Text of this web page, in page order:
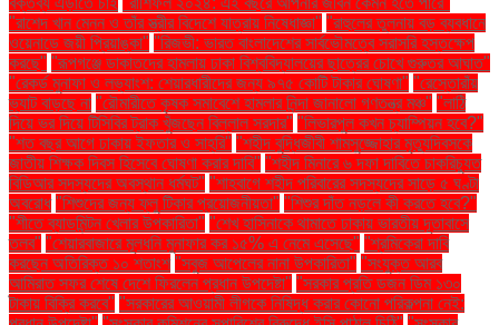
"রাশেদ খান মেনন ও তাঁর স্ত্রীর বিদেশে যাত্রায় নিষেধাজ্ঞা" "রাহুলের তুলনায় বড় ব্যবধানে
ওয়েনাডে জয়ী প্রিয়াঙ্কা" "রিজভী: ভারত বাংলাদেশের সার্বভৌমত্বে সরাসরি হস্তক্ষেপ
করছে" "রূপগঞ্জে ডাকাতদের হামলায় ঢাকা বিশ্ববিদ্যালয়ের ছাত্রের চোখে গুরুতর আঘাত"
"রেকর্ড মুনাফা ও লভ্যাংশ: শেয়ারধারীদের জন্য ৯৭৫ কোটি টাকার ঘোষণা" "রেস্তোরাঁয়
ভ্যাট বাড়ছে না "রৌমারীতে কৃষক সমাবেশে হামলার নিন্দা জানালো গণতন্ত্র মঞ্চ" "লাঠি
দিয়ে ভর দিয়ে টিসিবির ট্রাক খুঁজছেন বিল্লাল সরদার" "লিভারপুল কখন চ্যাম্পিয়ন হবে?"
"শত বছর আগে ঢাকায় ইফতার ও সাহ্‌রি" "শহীদ বুদ্ধিজীবী শামসুজ্জোহার মৃত্যুদিবসকে
জাতীয় শিক্ষক দিবস হিসেবে ঘোষণা করার দাবি" "শহীদ মিনারে ৬ দফা দাবিতে চাকরিচ্যুত
বিডিআর সদস্যদের অবস্থান ধর্মঘট" "শাহবাগে শহীদ পরিবারের সদস্যদের সাড়ে ৫ ঘণ্টা
অবরোধ "শিশুদের জন্য ফ্লু টিকার প্রয়োজনীয়তা" "শিশুর দাঁত নড়লে কী করতে হবে?"
"শীতে ব্যাডমিন্টন খেলার উপকারিতা" "শেখ হাসিনাকে থামাতে ঢাকায় ভারতীয় দূতাবাসে
তলব" "শেয়ারবাজারে মূলধনি মুনাফার কর ১৫% এ নেমে এসেছে" "শ্রমিকেরা দাবি
করছেন অতিরিক্ত ১০ শতাংশ "সবুজ আপেলের নানা উপকারিতা" "সংযুক্ত আরব
আমিরাত সফর শেষে দেশে ফিরলেন প্রধান উপদেষ্টা" "সরকার প্রতি ডজন ডিম ১৩০
টাকায় বিক্রি করবে" "সরকারের আওয়ামী লীগকে নিষিদ্ধ করার কোনো পরিকল্পনা নেই: